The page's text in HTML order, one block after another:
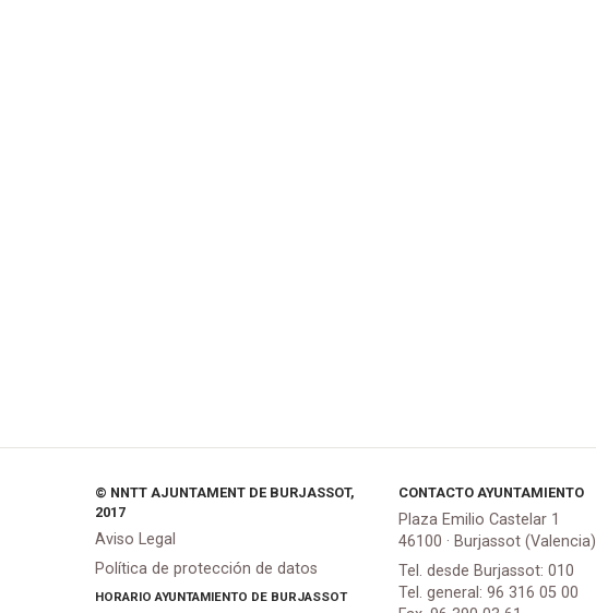
© NNTT AJUNTAMENT DE BURJASSOT,
2017
Aviso Legal
Política de protección de datos
HORARIO AYUNTAMIENTO DE BURJASSOT
CONTACTO AYUNTAMIENTO
Plaza Emilio Castelar 1
46100 · Burjassot (Valencia)
Tel. desde Burjassot: 010
Tel. general: 96 316 05 00